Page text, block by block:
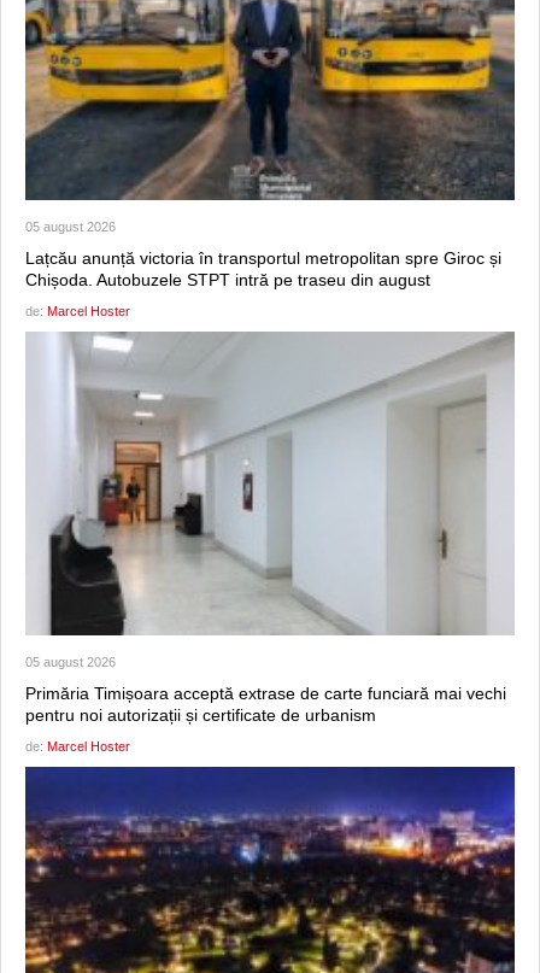
05 august 2026
Lațcău anunță victoria în transportul metropolitan spre Giroc și
Chișoda. Autobuzele STPT intră pe traseu din august
de: Marcel Hoster
05 august 2026
Primăria Timișoara acceptă extrase de carte funciară mai vechi
pentru noi autorizații și certificate de urbanism
de: Marcel Hoster